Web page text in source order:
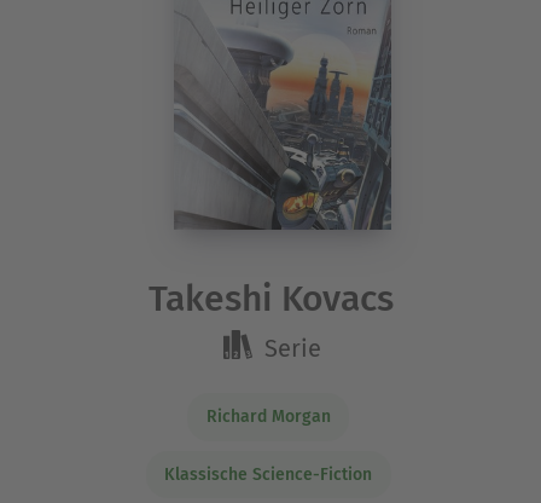
Takeshi Kovacs
Serie
Richard Morgan
Klassische Science-Fiction